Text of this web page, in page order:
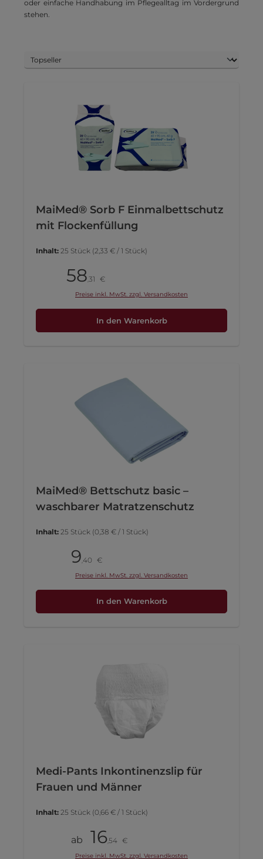
oder einfache Handhabung im Pflegealltag im Vordergrund
stehen.
MaiMed® Sorb F Einmalbettschutz
mit Flockenfüllung
Inhalt: 25 Stück (2,33 € / 1 Stück)
58,31 €
Preise inkl. MwSt. zzgl. Versandkosten
In den Warenkorb
MaiMed® Bettschutz basic –
waschbarer Matratzenschutz
Inhalt: 25 Stück (0,38 € / 1 Stück)
9,40 €
Preise inkl. MwSt. zzgl. Versandkosten
In den Warenkorb
Medi-Pants Inkontinenzslip für
Frauen und Männer
Inhalt: 25 Stück (0,66 € / 1 Stück)
ab 16,54 €
Preise inkl. MwSt. zzgl. Versandkosten